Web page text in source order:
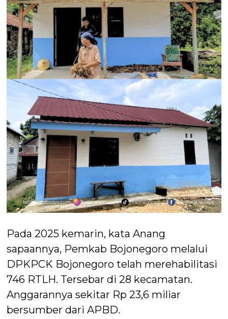
Pada 2025 kemarin, kata Anang
sapaannya, Pemkab Bojonegoro melalui
DPKPCK Bojonegoro telah merehabilitasi
746 RTLH. Tersebar di 28 kecamatan.
Anggarannya sekitar Rp 23,6 miliar
bersumber dari APBD.